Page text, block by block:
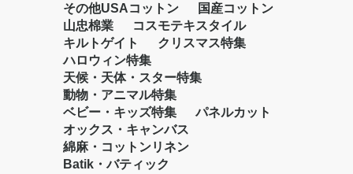
その他USAコットン
国産コットン
山忠棉業
コスモテキスタイル
キルトゲイト
クリスマス特集
ハロウィン特集
天候・天体・スター特集
動物・アニマル特集
ベビー・キッズ特集
パネルカット
オックス・キャンバス
綿麻・コットンリネン
Batik・バティック